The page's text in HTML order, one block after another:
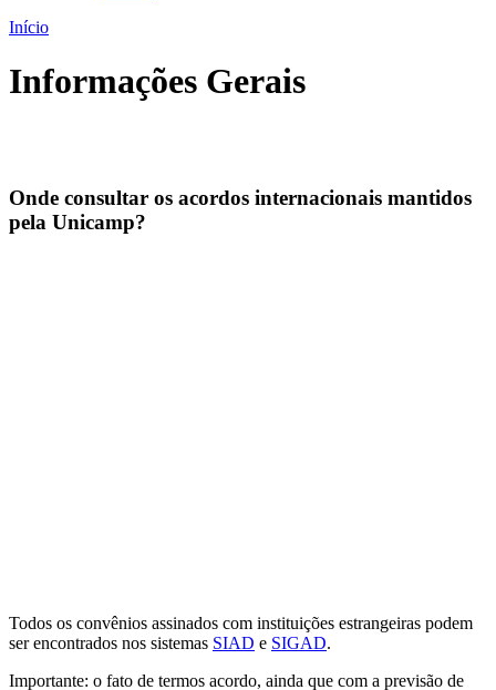
Início
Informações Gerais
Onde consultar os acordos internacionais mantidos
pela Unicamp?
Todos os convênios assinados com instituições estrangeiras podem
ser encontrados nos sistemas SIAD e SIGAD.
Importante: o fato de termos acordo, ainda que com a previsão de